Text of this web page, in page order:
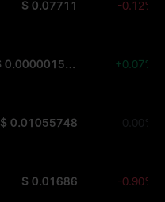
$ 0.07711 -0.12%
$ 0.000001552 +0.07%
$ 0.01055748 0.00%
$ 0.01686 -0.90%